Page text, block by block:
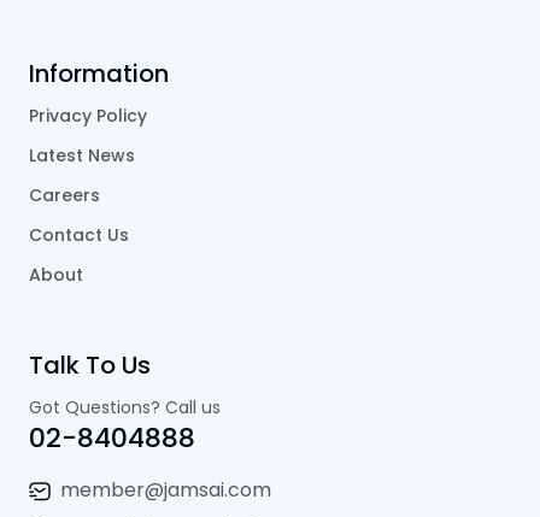
Information
Privacy Policy
Latest News
Careers
Contact Us
About
Talk To Us
Got Questions? Call us
02-8404888
member@jamsai.com